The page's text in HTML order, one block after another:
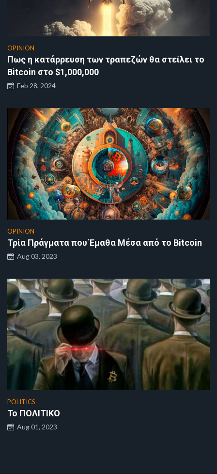
OPINION
Πως η κατάρρευση των τραπεζών θα στείλει το
Bitcoin στο $1,000,000
Feb 28, 2024
OPINION
Τρία Πράγματα που Έμαθα Μέσα από το Bitcoin
Aug 03, 2023
POLITICS
Το ΠΟΛΙΤΙΚΟ
Aug 01, 2023